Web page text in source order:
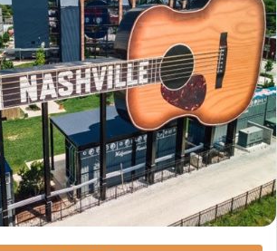
u
n
c
o
u
r
r
i
e
l